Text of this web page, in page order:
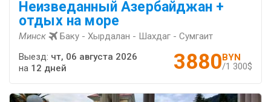
Неизведанный Азербайджан +
отдых на море
Минск Баку - Хырдалан - Шахдаг - Сумгаит
3880BYN
/1 300$
Выезд: чт, 06 августа 2026
на 12 дней